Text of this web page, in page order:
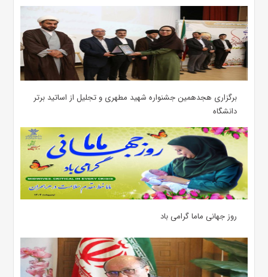
برگزاری هجدهمین جشنواره شهید مطهری و تجلیل از اساتید برتر
دانشگاه
روز جهانی ماما گرامی باد